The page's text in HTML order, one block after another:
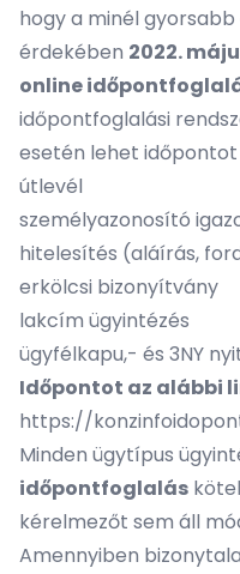
hogy a minél
érdekében 2022.
online
időpontfoglalási
esetén lehet időpontot
útlevél
személyazonosító
hitelesítés (aláírás,
erkölcsi bizonyítvány
lakcím ügyintézés
ügyfélkapu,- és 3NY
Időpontot az alábbi
https://
Minden ügytípus
időpontfoglalás
kérelmezőt sem áll
Amennyiben